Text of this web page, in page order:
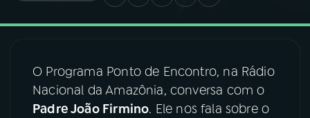
04PROGRAMAS
O Programa Ponto de Encontro, na Rádio
Nacional da Amazônia, conversa com o
Padre João Firmino. Ele nos fala sobre o